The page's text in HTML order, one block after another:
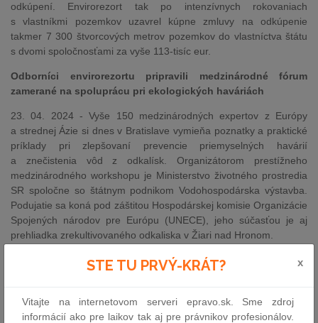
odkúpení. Envirorezort tak po intenzívnych rokovaniach
s vlastníkmi pozemkov uzavrel kúpne zmluvy na odkúpenie
takmer 7 300 štvorcových metrov pozemkov do vlastníctva štátu
s dvomi spoločnosťami za vyše 113-tisíc eur.
Odborníci envirorezortu pripravili medzinárodné fórum
zamerané na spoluprácu pri ekologických haváriách
23. 04. 2024 - Vyše 150 medzinárodných expertov z Európy
a strednej Ázie si dnes v Bratislave vymieňa poznatky a praktické
príklady pri zlepšovaní prevencie priemyselných havárií
a znečistenia vôd z odkalísk. Organizátorom prestížneho
medzinárodného workshopu je Ministerstvo životného prostredia
SR spoločne so štátnym podnikom Vodohospodárska výstavba.
Podujatie sa koná pod záštitou Hospodárskej komisie Organizácie
Spojených národov pre Európu (UNECE), jeho súčasťou je aj
prehliadka zrekultivovaného odkaliska v Žiari nad Hronom.
Taraba: Do dvoch mesiacov predstavíme riešenie úplnej
24.04.2024 - Projekt spočívajúci v zakonzervovaní chemického
znečistenia pod starou skládkou v bratislavskej Vrakuni je
STE TU PRVÝ-KRÁT? x
Vitajte na internetovom serveri epravo.sk. Sme zdroj
informácií ako pre laikov tak aj pre právnikov profesionálov.